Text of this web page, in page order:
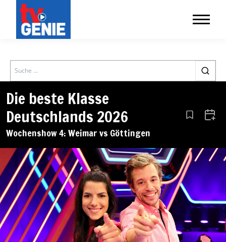
Search
Die beste Klasse
Deutschlands 2026
Wochenshow 4: Weimar vs Göttingen
Aus den